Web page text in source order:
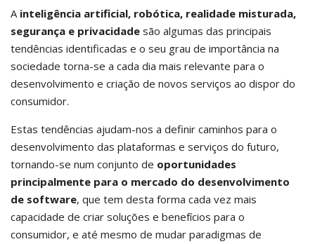
A inteligência artificial, robótica, realidade misturada,
segurança e privacidade são algumas das principais
tendências identificadas e o seu grau de importância na
sociedade torna-se a cada dia mais relevante para o
desenvolvimento e criação de novos serviços ao dispor do
consumidor.
Estas tendências ajudam-nos a definir caminhos para o
desenvolvimento das plataformas e serviços do futuro,
tornando-se num conjunto de oportunidades
principalmente para o mercado do desenvolvimento
de software, que tem desta forma cada vez mais
capacidade de criar soluções e benefícios para o
consumidor, e até mesmo de mudar paradigmas de